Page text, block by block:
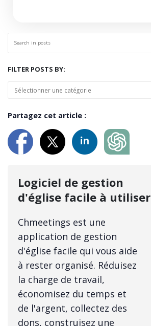
FILTER POSTS BY:
Partagez cet article :
Logiciel de gestion
d'église facile à utiliser
Chmeetings est une
application de gestion
d'église facile qui vous aide
à rester organisé. Réduisez
la charge de travail,
économisez du temps et
de l'argent, collectez des
dons, construisez une